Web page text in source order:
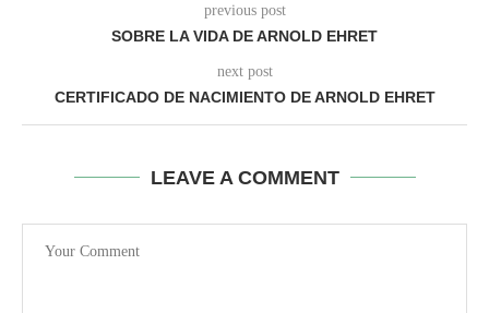
previous post
SOBRE LA VIDA DE ARNOLD EHRET
next post
CERTIFICADO DE NACIMIENTO DE ARNOLD EHRET
LEAVE A COMMENT